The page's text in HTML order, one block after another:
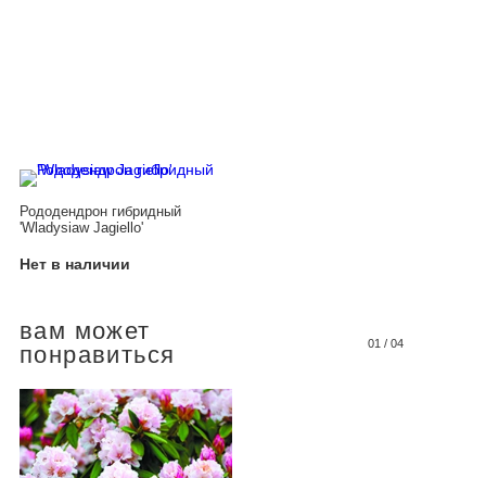
Рододендрон гибридный
'Wladysiaw Jagiello'
Нет в наличии
вам может
понравиться
01 / 04